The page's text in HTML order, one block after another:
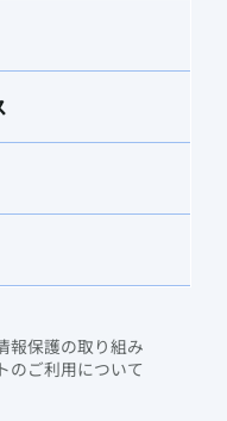
報保護の取り組み
のご利用について